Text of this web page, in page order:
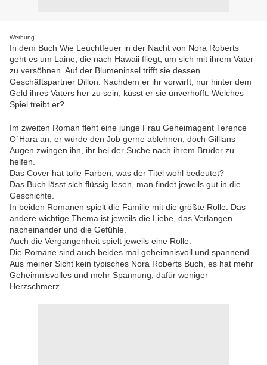
Werbung
In dem Buch Wie Leuchtfeuer in der Nacht von Nora Roberts
geht es um Laine, die nach Hawaii fliegt, um sich mit ihrem Vater
zu versöhnen. Auf der Blumeninsel trifft sie dessen
Geschäftspartner Dillon. Nachdem er ihr vorwirft, nur hinter dem
Geld ihres Vaters her zu sein, küsst er sie unverhofft. Welches
Spiel treibt er?
Im zweiten Roman fleht eine junge Frau Geheimagent Terence
O`Hara an, er würde den Job gerne ablehnen, doch Gillians
Augen zwingen ihn, ihr bei der Suche nach ihrem Bruder zu
helfen.
Das Cover hat tolle Farben, was der Titel wohl bedeutet?
Das Buch lässt sich flüssig lesen, man findet jeweils gut in die
Geschichte.
In beiden Romanen spielt die Familie mit die größte Rolle. Das
andere wichtige Thema ist jeweils die Liebe, das Verlangen
nacheinander und die Gefühle.
Auch die Vergangenheit spielt jeweils eine Rolle.
Die Romane sind auch beides mal geheimnisvoll und spannend.
Aus meiner Sicht kein typisches Nora Roberts Buch, es hat mehr
Geheimnisvolles und mehr Spannung, dafür weniger
Herzschmerz.